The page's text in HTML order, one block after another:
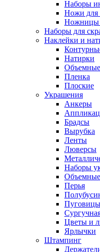
Наборы
Ножи для
Ножницы
Наборы для
Наклейки и
Натирки
Объемные
Пленка
Плоские
Украшения
Анкеры
Брадсы
Вырубка
Ленты
Люверсы
Наборы
Перья
Пуговицы
Цветы и
Ярлычки
Штампинг